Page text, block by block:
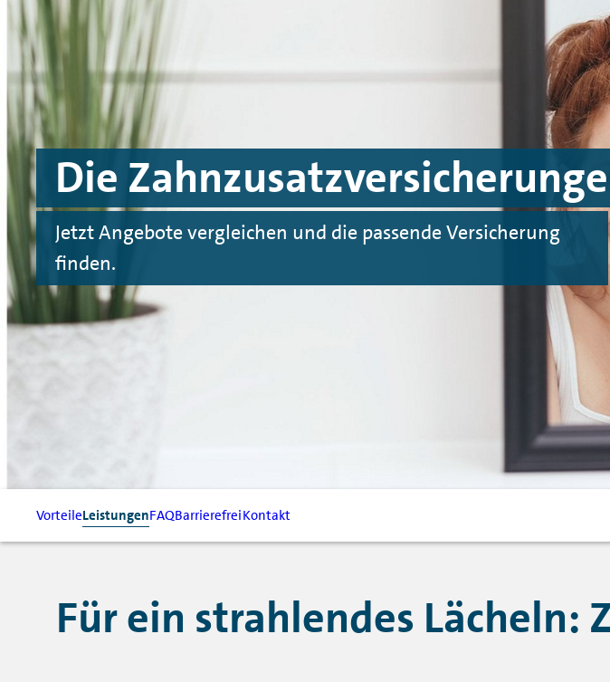
Spinge zu Hauptinhalten
Springe zu Footer
Die
Jetzt Angebote vergleichen und die passende Versicherung
finden.
VorteileLeistungenFAQBarrierefreiKontakt
Für ein strahlendes Lächeln: